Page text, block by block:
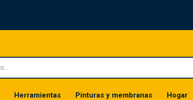
Herramientas Pinturas y membranas Hogar